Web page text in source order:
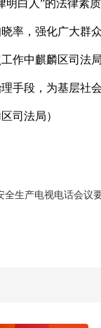
明白人”的法律素
率，强化广大群
作中麒麟区司法
手段，为基层社
司法局）
全生产电视电话会议